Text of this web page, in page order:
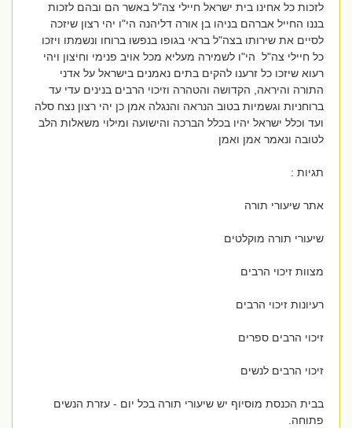
לזכות כל אחינו בית ישראל חיילי צה"ל באשר הם ובהם לזכות
בננו החייל אברהם בניהו בן אורה דליהנה הי"ו יהי רצון שיזכה
לסיים את שירותו בצה"ל בראי בגופו בנפשו ברוחו ונשמתו ויזכו
כל חיילי צה"ל הי"ו לשמירה מעליא מכל אויב פנימי וחיצון ויהי
רעוא שיזכו כל זרענו להקים בתים נאמנים בישראל על אדני
התורה והיראה, הקדושה והטהרה וזיכוי הרבים בנינים עדי עד
ברוחניות וגשמיות בטוב הנראה והנגלה אמן כן יהי רצון נצח סלה
ועד וכלל ישראל יהיו בכלל הברכה והישועה ומילוי משאלות הלב
לטובה ונאמר אמן ואמן
תגיות :
אתר שיעורי תורה
שיעורי תורה מוקלטים
מצוות זיכוי הרבים
רעיונות זיכוי הרבים
זיכוי הרבים ספרים
זיכוי הרבים לנשים
בבית הכנסת מוסיוף יש שיעורי תורה בכל יום - עזרת הנשים
פתוחה.